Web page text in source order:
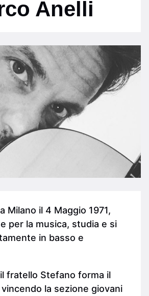
Anelli
Milano il 4 Maggio 1971,
per la musica, studia e si
in basso e
fratello Stefano forma il
vincendo la sezione giovani